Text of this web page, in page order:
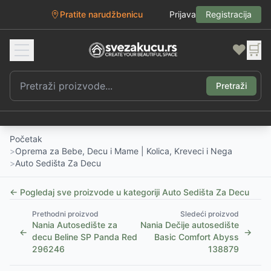
Pratite narudžbenicu Prijava Registracija
❤️ 🛒
Pretraži
Početak
>Oprema za Bebe, Decu i Mame | Kolica, Kreveci i Nega
>Auto Sedišta Za Decu
← Pogledaj sve proizvode u kategoriji Auto Sedišta Za Decu
←
Prethodni proizvod
Nania Autosedište za
decu Beline SP Panda Red
296246
Sledeći proizvod
Nania Dečije autosedište
Basic Comfort Abyss
138879
→